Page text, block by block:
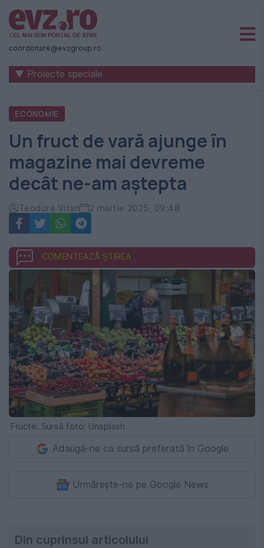
Știri
naționale
internaționale
România
-
Evenimentul
Zilei
coordonare@evzgroup.ro
▼ Proiecte speciale
ECONOMIE
Un fruct de vară ajunge în
magazine mai devreme
decât ne-am aștepta
Teodora Vitan 2 martie 2025, 09:48
COMENTEAZĂ ȘTIREA
Fructe. Sursă foto: Unsplash
Adaugă-ne ca sursă preferată în Google
Urmărește-ne pe Google News
Din cuprinsul articolului